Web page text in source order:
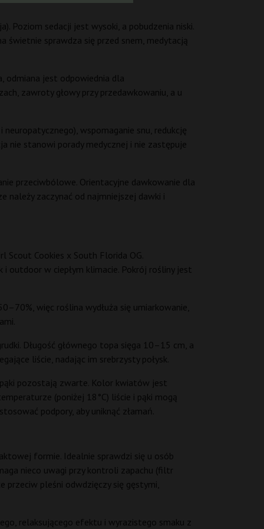
Poziom sedacji jest wysoki, a pobudzenia niski.
świetnie sprawdza się przed snem, medytacją
odmiana jest odpowiednia dla
zawroty głowy przy przedawkowaniu, a u
wspomaganie snu, redukcję
nie stanowi porady medycznej i nie zastępuje
przeciwbólowe. Orientacyjne dawkowanie dla
należy zaczynać od najmniejszej dawki i
Cookies x South Florida OG.
outdoor w ciepłym klimacie. Pokrój rośliny jest
więc roślina wydłuża się umiarkowanie,
Długość głównego topa sięga 10–15 cm, a
liście, nadając im srebrzysty połysk.
pozostają zwarte. Kolor kwiatów jest
(poniżej 18°C) liście i pąki mogą
podpory, aby uniknąć złamań.
formie. Idealnie sprawdzi się u osób
nieco uwagi przy kontroli zapachu (filtr
pleśni odwdzięczy się gęstymi,
relaksującego efektu i wyrazistego smaku z